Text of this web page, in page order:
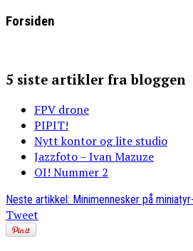
Forsiden
5 siste artikler fra bloggen
FPV drone
PIPIT!
Nytt kontor og lite studio
Jazzfoto – Ivan Mazuze
OI! Nummer 2
Neste artikkel: Minimennesker på
Tweet